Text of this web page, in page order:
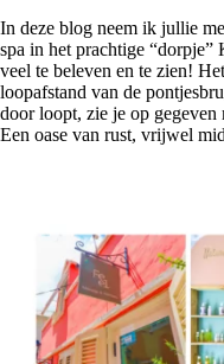
In deze blog neem ik jullie
spa in het prachtige
veel te beleven en te zien!
loopafstand van de
door loopt, zie je op
Een oase van rust, vrijwel